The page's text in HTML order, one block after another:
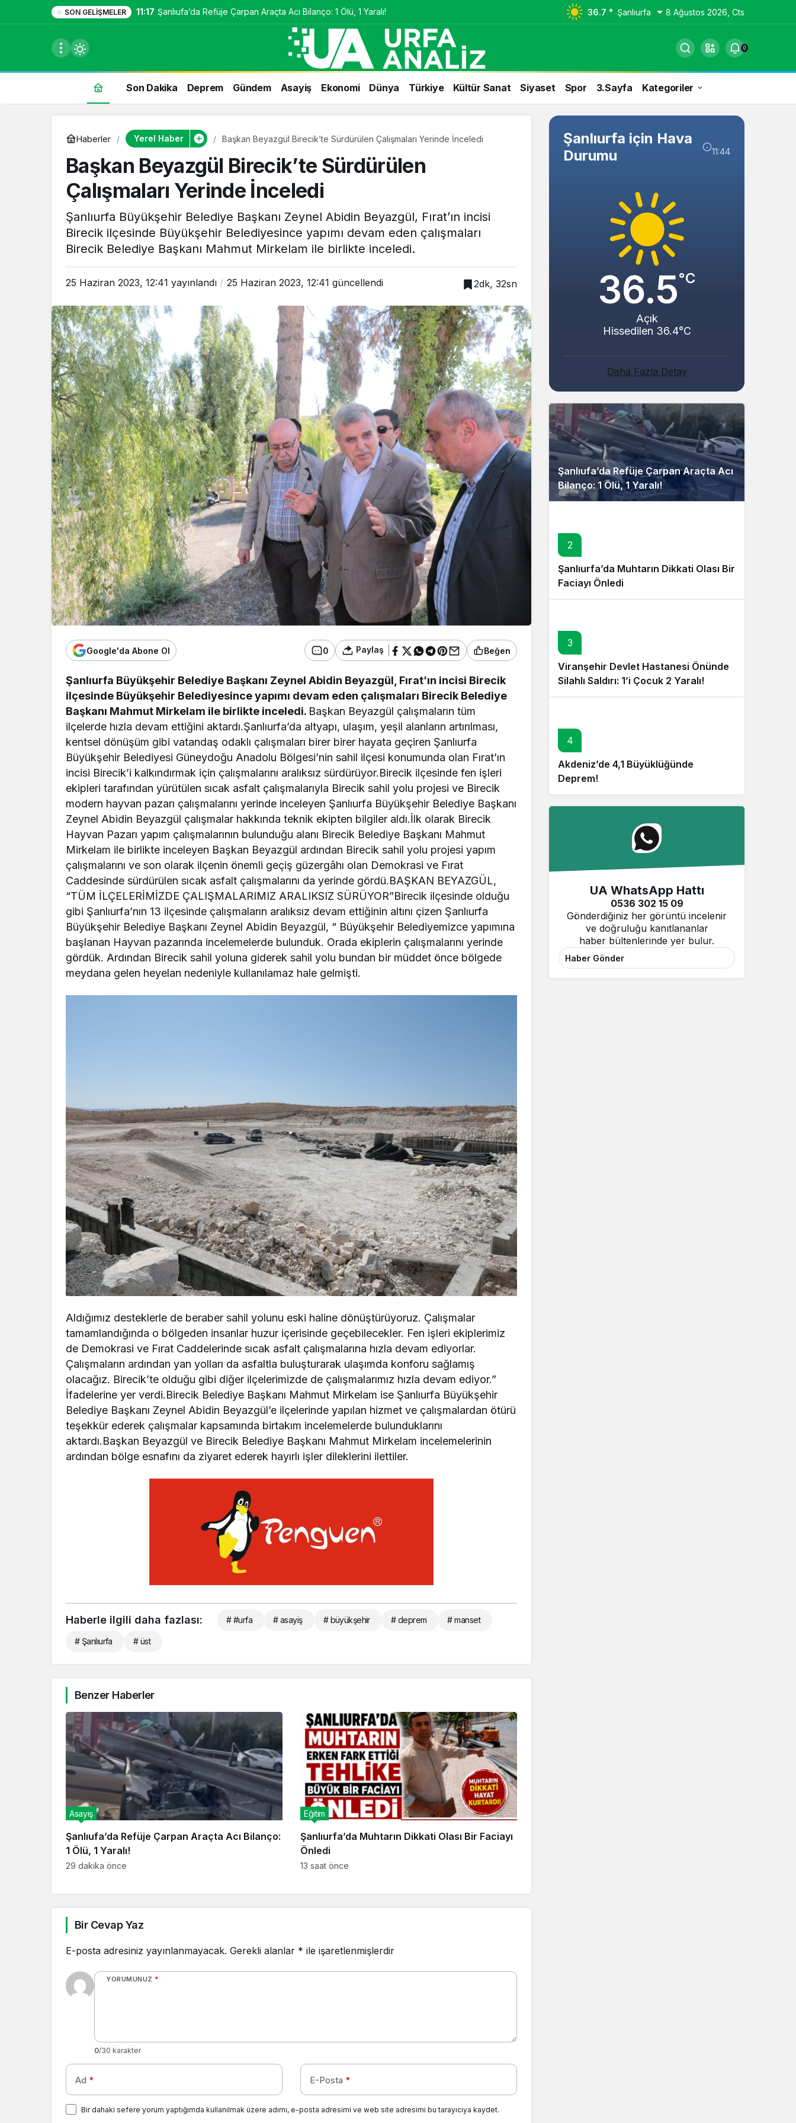
SON GELIŞMELER 11:17 Şanlıufa’da Refüje Çarpan Araçta Acı Bilanço: 1 Ölü, 1 Yaralı! 36.7 ° Şanlıurfa 8 Ağustos 2026, Cts
0
Son Dakika Deprem Gündem Asayiş Ekonomi Dünya Türkiye Kültür Sanat Siyaset Spor 3.Sayfa Kategoriler
Haberler Yerel Haber Başkan Beyazgül Birecik’te Sürdürülen Çalışmaları Yerinde İnceledi
Başkan Beyazgül Birecik’te Sürdürülen
Çalışmaları Yerinde İnceledi
Şanlıurfa Büyükşehir Belediye Başkanı Zeynel Abidin Beyazgül, Fırat’ın incisi
Birecik ilçesinde Büyükşehir Belediyesince yapımı devam eden çalışmaları
Birecik Belediye Başkanı Mahmut Mirkelam ile birlikte inceledi.
25 Haziran 2023, 12:41 yayınlandı 25 Haziran 2023, 12:41 güncellendi 2dk, 32sn
Google'da Abone Ol 0 Paylaş Beğen
Şanlıurfa Büyükşehir Belediye Başkanı Zeynel Abidin Beyazgül, Fırat’ın incisi Birecik
ilçesinde Büyükşehir Belediyesince yapımı devam eden çalışmaları Birecik Belediye
Başkanı Mahmut Mirkelam ile birlikte inceledi. Başkan Beyazgül çalışmaların tüm
ilçelerde hızla devam ettiğini aktardı.Şanlıurfa’da altyapı, ulaşım, yeşil alanların artırılması,
kentsel dönüşüm gibi vatandaş odaklı çalışmaları birer birer hayata geçiren Şanlıurfa
Büyükşehir Belediyesi Güneydoğu Anadolu Bölgesi’nin sahil ilçesi konumunda olan Fırat’ın
incisi Birecik’i kalkındırmak için çalışmalarını aralıksız sürdürüyor.Birecik ilçesinde fen işleri
ekipleri tarafından yürütülen sıcak asfalt çalışmalarıyla Birecik sahil yolu projesi ve Birecik
modern hayvan pazarı çalışmalarını yerinde inceleyen Şanlıurfa Büyükşehir Belediye Başkanı
Zeynel Abidin Beyazgül çalışmalar hakkında teknik ekipten bilgiler aldı.İlk olarak Birecik
Hayvan Pazarı yapım çalışmalarının bulunduğu alanı Birecik Belediye Başkanı Mahmut
Mirkelam ile birlikte inceleyen Başkan Beyazgül ardından Birecik sahil yolu projesi yapım
çalışmalarını ve son olarak ilçenin önemli geçiş güzergâhı olan Demokrasi ve Fırat
Caddesinde sürdürülen sıcak asfalt çalışmalarını da yerinde gördü.BAŞKAN BEYAZGÜL,
“TÜM İLÇELERİMİZDE ÇALIŞMALARIMIZ ARALIKSIZ SÜRÜYOR”Birecik ilçesinde olduğu
gibi Şanlıurfa’nın 13 ilçesinde çalışmaların aralıksız devam ettiğinin altını çizen Şanlıurfa
Büyükşehir Belediye Başkanı Zeynel Abidin Beyazgül, “ Büyükşehir Belediyemizce yapımına
başlanan Hayvan pazarında incelemelerde bulunduk. Orada ekiplerin çalışmalarını yerinde
gördük. Ardından Birecik sahil yoluna giderek sahil yolu bundan bir müddet önce bölgede
meydana gelen heyelan nedeniyle kullanılamaz hale gelmişti.
Aldığımız desteklerle de beraber sahil yolunu eski haline dönüştürüyoruz. Çalışmalar
tamamlandığında o bölgeden insanlar huzur içerisinde geçebilecekler. Fen işleri ekiplerimiz
de Demokrasi ve Fırat Caddelerinde sıcak asfalt çalışmalarına hızla devam ediyorlar.
Çalışmaların ardından yan yolları da asfaltla buluşturarak ulaşımda konforu sağlamış
olacağız. Birecik’te olduğu gibi diğer ilçelerimizde de çalışmalarımız hızla devam ediyor.”
İfadelerine yer verdi.Birecik Belediye Başkanı Mahmut Mirkelam ise Şanlıurfa Büyükşehir
Belediye Başkanı Zeynel Abidin Beyazgül’e ilçelerinde yapılan hizmet ve çalışmalardan ötürü
teşekkür ederek çalışmalar kapsamında birtakım incelemelerde bulunduklarını
aktardı.Başkan Beyazgül ve Birecik Belediye Başkanı Mahmut Mirkelam incelemelerinin
ardından bölge esnafını da ziyaret ederek hayırlı işler dileklerini ilettiler.
Haberle ilgili daha fazlası: # #urfa # asayiş # büyükşehir # deprem # manset
# Şanlıurfa # üst
Benzer Haberler
Şanlıufa’da Refüje Çarpan Araçta Acı Bilanço:
1 Ölü, 1 Yaralı!
Asayiş
29 dakika önce
Şanlıurfa’da Muhtarın Dikkati Olası Bir Faciayı
Önledi
Eğitim
13 saat önce
Bir Cevap Yaz
E-posta adresiniz yayınlanmayacak. Gerekli alanlar * ile işaretlenmişlerdir
YORUMUNUZ *
0/30 karakter
Ad * E-Posta *
Bir dahaki sefere yorum yaptığımda kullanılmak üzere adımı, e-posta adresimi ve web site adresimi bu tarayıcıya kaydet.
Şanlıurfa için Hava
Durumu
11:44
36.5°C
Açık
Hissedilen 36.4°C
Daha Fazla Detay
Şanlıufa’da Refüje Çarpan Araçta Acı
Bilanço: 1 Ölü, 1 Yaralı!
2
Şanlıurfa’da Muhtarın Dikkati Olası Bir
Faciayı Önledi
3
Viranşehir Devlet Hastanesi Önünde
Silahlı Saldırı: 1’i Çocuk 2 Yaralı!
4
Akdeniz’de 4,1 Büyüklüğünde
Deprem!
UA WhatsApp Hattı
0536 302 15 09
Gönderdiğiniz her görüntü incelenir
ve doğruluğu kanıtlananlar
haber bültenlerinde yer bulur.
Haber Gönder